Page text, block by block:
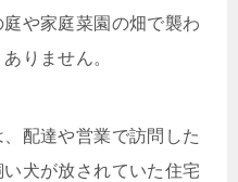
庭や家庭菜園の畑で襲わ
りません。
配達や営業で訪問した
犬が放されていた住宅